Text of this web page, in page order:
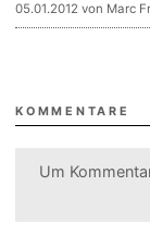
05.01.2012 von Marc
KOMMENTARE
Um